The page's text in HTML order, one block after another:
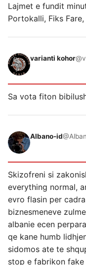
Lajmet e fundit
Portokalli, Fiks
varianti kohor
Sa vota fiton
Albano-id
Skizofreni si
everything normal,
evro flasin per
biznesmeneve
albanie ecen
qe kane humb
sidomos ate te
stop e fabrikon fake